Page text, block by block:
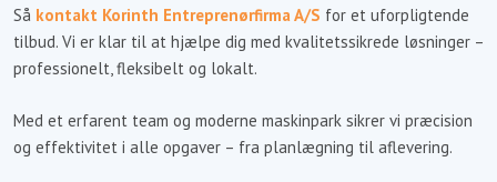
Så kontakt Korinth Entreprenørfirma A/S for et uforpligtende
tilbud. Vi er klar til at hjælpe dig med kvalitetssikrede løsninger –
professionelt, fleksibelt og lokalt.
Med et erfarent team og moderne maskinpark sikrer vi præcision
og effektivitet i alle opgaver – fra planlægning til aflevering.